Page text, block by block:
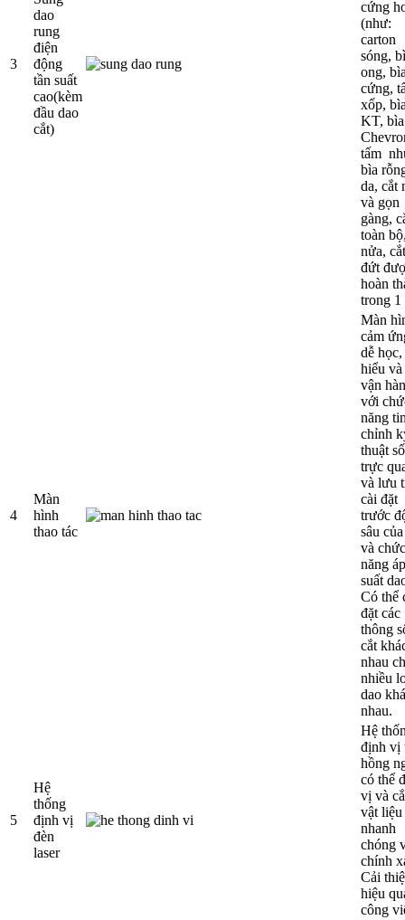
3
dao
rung
điện
động
tần suất
cao(kèm
đầu dao
cắt)
cứng
(như:
carton
sóng,
ong,
cứng,
xốp,
KT, bìa
tấm
bìa
da, cắt
và gọn
gàng,
toàn
nửa,
đứt
hoàn
trong 1
4
Màn
hình
thao tác
Màn
cảm
dễ học,
hiểu và
vận
với
năng
chỉnh
thuật số
trực
và lưu
cài đặt
trước
sâu
và chức
năng áp
suất
Có thể
đặt các
thông
cắt
nhau
nhiều
dao
nhau.
5
Hệ
thống
định vị
đèn
laser
Hệ
định vị
hồng
có thể
vị và
vật
nhanh
chóng
chính
Cải
hiệu
công